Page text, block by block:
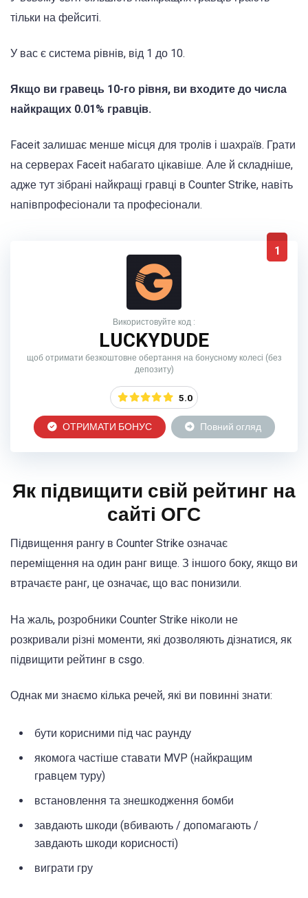
тільки на фейситі.
У вас є система рівнів, від 1 до 10.
Якщо ви гравець 10-го рівня, ви входите до числа
найкращих 0.01% гравців.
Faceit залишає менше місця для тролів і шахраїв. Грати
на серверах Faceit набагато цікавіше. Але й складніше,
адже тут зібрані найкращі гравці в Counter Strike, навіть
напівпрофесіонали та професіонали.
1
Використовуйте код :
LUCKYDUDE
щоб отримати безкоштовне обертання на бонусному колесі (без
депозиту)
5.0
ОТРИМАТИ БОНУС Повний огляд
Як підвищити свій рейтинг на
сайті ОГС
Підвищення рангу в Counter Strike означає
переміщення на один ранг вище. З іншого боку, якщо ви
втрачаєте ранг, це означає, що вас понизили.
На жаль, розробники Counter Strike ніколи не
розкривали різні моменти, які дозволяють дізнатися, як
підвищити рейтинг в csgo.
Однак ми знаємо кілька речей, які ви повинні знати:
бути корисними під час раунду
якомога частіше ставати MVP (найкращим
гравцем туру)
встановлення та знешкодження бомби
завдають шкоди (вбивають / допомагають /
завдають шкоди корисності)
виграти гру